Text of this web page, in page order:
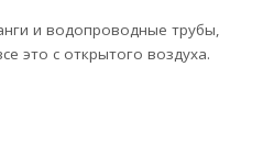
и водопроводные трубы,
это с открытого воздуха.